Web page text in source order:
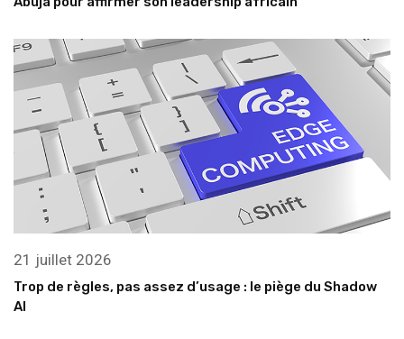
21 juillet 2026
Trop de règles, pas assez d’usage : le piège du Shadow
AI